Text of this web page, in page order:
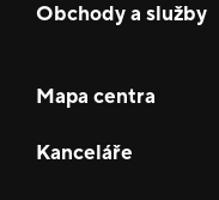
Obchody a služby
Mapa centra
Kanceláře